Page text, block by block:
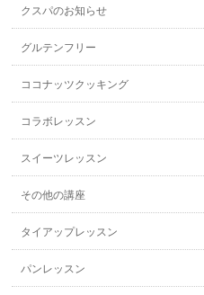
クスパのお知らせ
グルテンフリー
ココナッツクッキング
コラボレッスン
スイーツレッスン
その他の講座
タイアップレッスン
パンレッスン